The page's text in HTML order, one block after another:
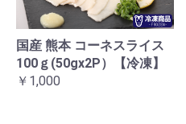
国産 熊本 コーネスライス
100ｇ(50gx2P）【冷凍】
￥1,000